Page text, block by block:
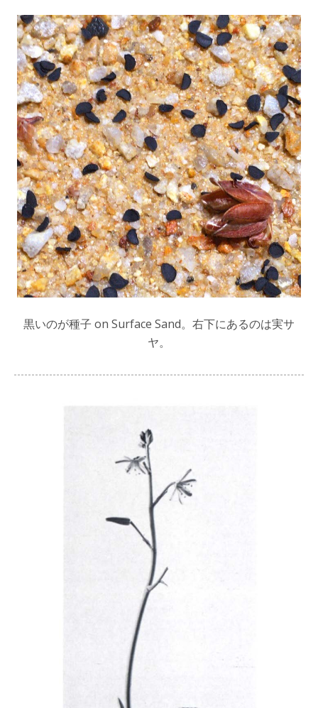
黒いのが種子 on Surface Sand。右下にあるのは実サ
ヤ。